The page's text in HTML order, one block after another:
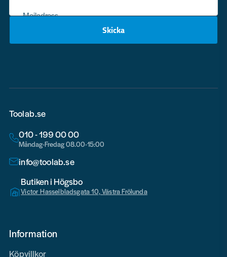
Mejladress
Skicka
Toolab.se
010 - 199 00 00
Måndag-Fredag 08.00-15:00
info@toolab.se
Butiken i Högsbo
Victor Hasselbladsgata 10, Västra Frölunda
Information
Köpvillkor